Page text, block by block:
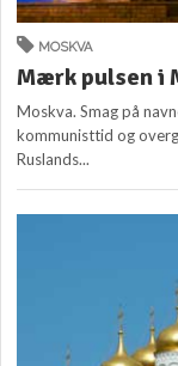
MOSKVA
Mærk pulsen i
Moskva. Smag på
kommunisttid og
Ruslands...